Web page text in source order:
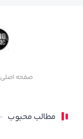
صفحه اصلی
مطالب محبوب